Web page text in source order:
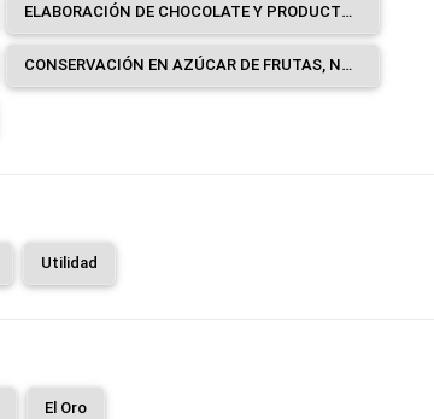
ELABORACIÓN DE CHOCOLATE Y PRODUCTOS DE CHOCOLATE.
CONSERVACIÓN EN AZÚCAR DE FRUTAS, NUECES Y OTROS FRUTOS SECOS, CÁSCARA DE FRUTAS Y OTRAS PARTES DE LAS PLANTAS.
Utilidad
El Oro